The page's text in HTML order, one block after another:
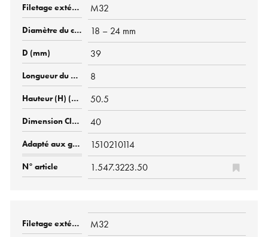
M32
18 – 24 mm
39
8
50.5
40
1510210114
1.547.3223.50
M32